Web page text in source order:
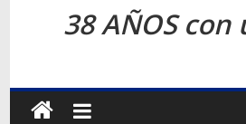
Revista
Transporte
38 AÑOS con